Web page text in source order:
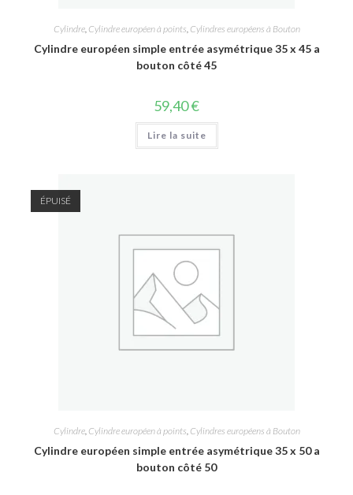
Cylindre, Cylindre européen à points Cylindres européens à Bouton
Cylindre européen simple entrée asymétrique 35 x 45 a
bouton côté 45
59,40€
Lire la suite
ÉPUISÉ
Cylindre, Cylindre européen à points, Cylindres européens à Bouton
Cylindre européen simple entrée asymétrique 35 x 50 a
bouton côté 50